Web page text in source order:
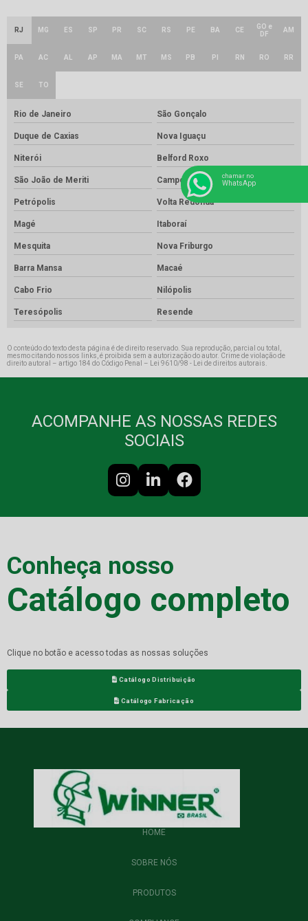
RJ MG ES SP PR SC RS PE BA CE
GO e
DF
AM
PA AC AL AP MA MT MS PB PI RN RO RR
SE TO
Rio de Janeiro São Gonçalo
Duque de Caxias Nova Iguaçu
Niterói Belford Roxo
São João de Meriti Campos dos Goytacazes
Petrópolis Volta Redonda
Magé Itaboraí
Mesquita Nova Friburgo
Barra Mansa Macaé
Cabo Frio Nilópolis
Teresópolis Resende
O conteúdo do texto desta página é de direito reservado. Sua reprodução, parcial ou total,
mesmo citando nossos links, é proibida sem a autorização do autor. Crime de violação de
direito autoral – artigo 184 do Código Penal –
Lei 9610/98 - Lei de direitos autorais
ACOMPANHE AS NOSSAS REDES
SOCIAIS
Conheça nosso
Catálogo completo
Clique no botão e acesso todas as nossas soluções
Catálogo Distribuição
Catálogo Fabricação
HOME
SOBRE NÓS
PRODUTOS
chamar no
WhatsApp